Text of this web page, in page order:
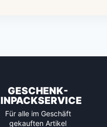
GESCHENK-
Für alle im Geschäft
gekauften Artikel